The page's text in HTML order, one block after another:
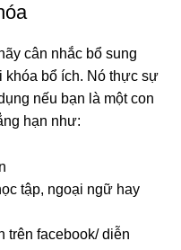
cân nhắc bổ sung
khóa bổ ích. Nó thực sự
nếu bạn là một con
hạn như:
tập, ngoại ngữ hay
trên facebook/ diễn